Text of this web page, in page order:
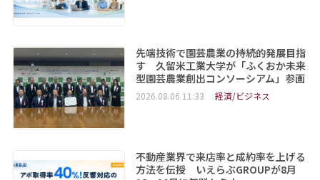
先端技術で園芸農業の持続的発展目指
す 久留米工業大学が「ふくおか未来
型園芸農業創出コンソーシアム」参画
2026.08.06 11:33 経済/ビジネス
不動産業界で来店率と成約率を上げる
方法を伝授 いえらぶGROUPが8月